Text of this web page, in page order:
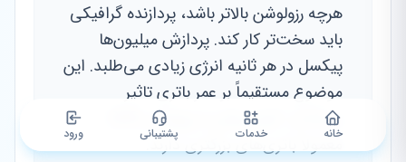
هرچه رزولوشن بالاتر باشد، پردازنده گرافیکی
باید سخت‌تر کار کند. پردازش میلیون‌ها
پیکسل در هر ثانیه انرژی زیادی می‌طلبد. این
موضوع مستقیماً بر عمر باتری تاثیر
معمولاً باتری‌های بزرگتری دارند.
خانه خدمات پشتیبانی ورود